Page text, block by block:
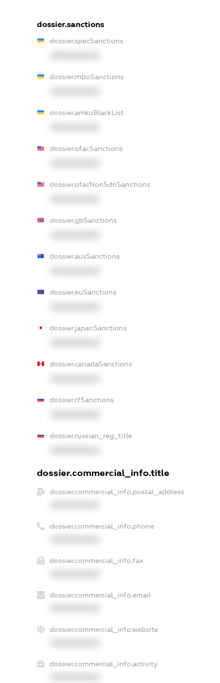
dossier.sanctions
dossier.specSanctions
dossier.rnboSanctions
dossier.amkuBlackList
dossier.ofacSanctions
dossier.ofacNonSdnSanctions
dossier.gbSanctions
dossier.ausSanctions
dossier.euSanctions
dossier.japanSanctions
dossier.canadaSanctions
dossier.rfSanctions
dossier.russian_reg_title
dossier.commercial_info.title
dossier.commercial_info.postal_address
dossier.commercial_info.phone
dossier.commercial_info.fax
dossier.commercial_info.email
dossier.commercial_info.website
dossier.commercial_info.activity